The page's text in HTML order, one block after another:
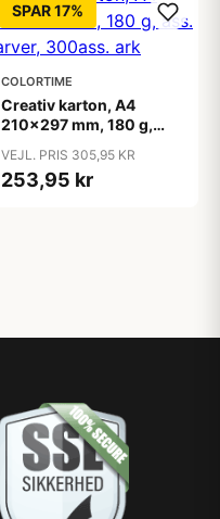
SPAR 17%
COLORTIME
Creativ karton, A4
210x297 mm, 180 g,
VEJL. PRIS 305,95 KR
253,95 kr